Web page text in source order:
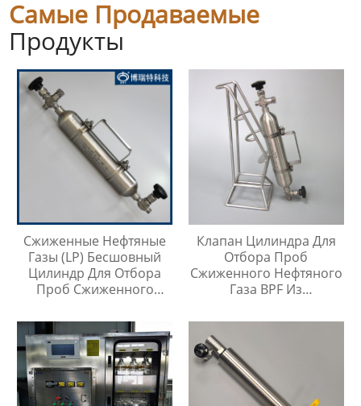
Самые Продаваемые
Продукты
Сжиженные Нефтяные
Газы (LP) Бесшовный
Цилиндр Для Отбора
Проб Сжиженного
Клапан Цилиндра Для
Отбора Проб
Сжиженного Нефтяного
Газа BPF Из